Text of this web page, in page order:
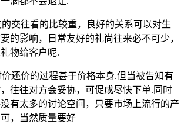
交往看的比较重，良好的关系可以对生
的影响，日常友好的礼尚往来必不可少，
物给客户呢.
还价的过程甚于价格本身.但当被告知有
往往对方会妥协，可促成尽快下单.同时
有太多的讨论空间，只要市场上流行的产
，当然质量要好